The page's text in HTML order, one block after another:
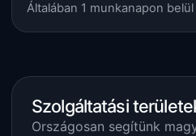
Általában 1 munkanapon
Szolgáltatási
Országosan segítünk